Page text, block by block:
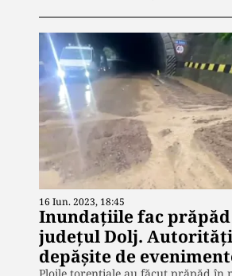
16 Iun. 2023, 18:45
Inundațiile fac
județul Dolj.
depășite de